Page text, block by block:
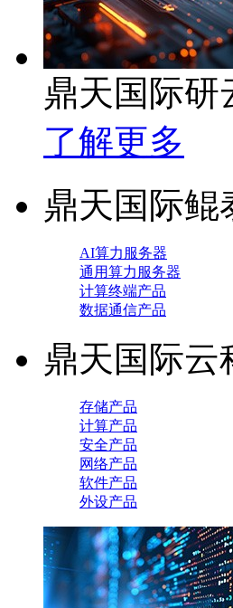
鼎天国际研
了解更多
鼎天国际鲲
AI算力服务器
通用算力服务器
计算终端产品
数据通信产品
鼎天国际云
存储产品
计算产品
安全产品
网络产品
软件产品
外设产品